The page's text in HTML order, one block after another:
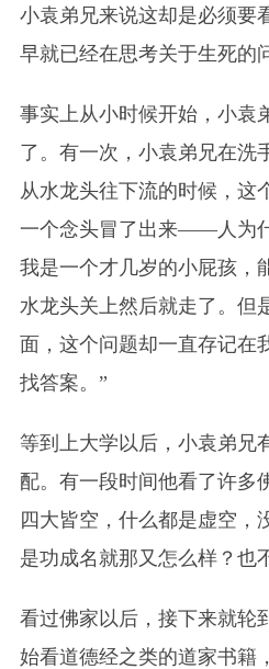
小袁弟兄来说这却是必须要
早就已经在思考关于生死的
事实上从小时候开始，小袁
了。有一次，小袁弟兄在洗
从水龙头往下流的时候，这
一个念头冒了出来——人为
我是一个才几岁的小屁孩，
水龙头关上然后就走了。但
面，这个问题却一直存记在
找答案。”
等到上大学以后，小袁弟兄
配。有一段时间他看了许多
四大皆空，什么都是虚空
是功成名就那又怎么样？也
看过佛家以后，接下来就轮
始看道德经之类的道家书籍